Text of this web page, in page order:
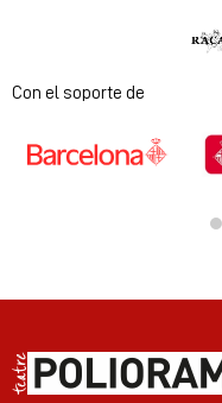
Diapositiva 1 de 2
Con el soporte de